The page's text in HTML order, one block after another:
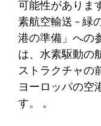
可能性がありま
素航空輸送 – 緑
港の準備」への
は、水素駆動の
ストラクチャの
ヨーロッパの空
す。 。